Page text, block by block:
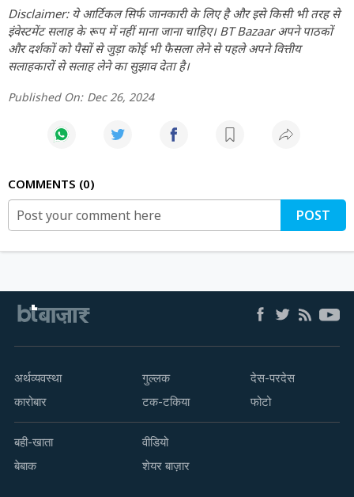
Disclaimer: ये आर्टिकल सिर्फ जानकारी के लिए है और इसे किसी भी तरह से
इंवेस्टमेंट सलाह के रूप में नहीं माना जाना चाहिए। BT Bazaar अपने पाठकों
और दर्शकों को पैसों से जुड़ा कोई भी फैसला लेने से पहले अपने वित्तीय
सलाहकारों से सलाह लेने का सुझाव देता है।
Published On: Dec 26, 2024
COMMENTS 0
POST
अर्थव्यवस्था
कारोबार
गुल्लक
टक-टकिया
देस-परदेस
फोटो
बही-खाता
बेबाक
वीडियो
शेयर बाज़ार